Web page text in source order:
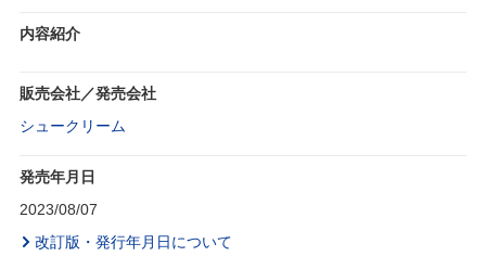
内容紹介
販売会社／発売会社
シュークリーム
発売年月日
2023/08/07
改訂版・発行年月日について